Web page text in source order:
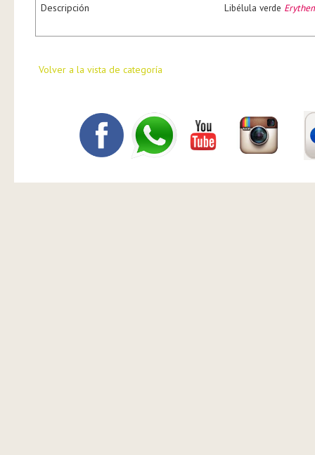
Descripción Libélula verde
Volver a la vista de categoría